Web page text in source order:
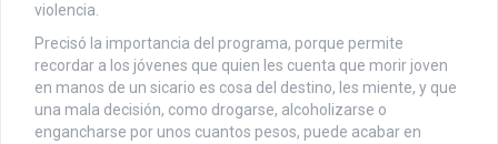
violencia.
Precisó la importancia del programa, porque permite
recordar a los jóvenes que quien les cuenta que morir joven
en manos de un sicario es cosa del destino, les miente, y que
una mala decisión, como drogarse, alcoholizarse o
engancharse por unos cuantos pesos, puede acabar en